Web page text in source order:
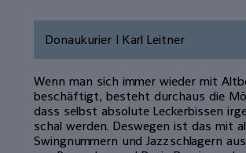
Donaukurier | Karl Leitner
Wenn man sich immer wieder mit
beschäftigt, besteht durchaus die
dass selbst absolute Leckerbissen
schal werden. Deswegen ist das mit
Swingnummern und Jazzschlagern